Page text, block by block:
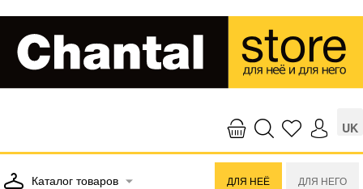
UK
Каталог товаров ДЛЯ НЕЁ ДЛЯ НЕГО